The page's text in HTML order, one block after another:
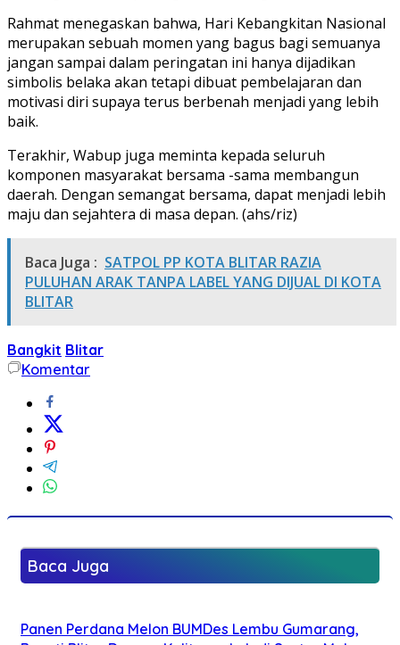
Rahmat menegaskan bahwa, Hari Kebangkitan Nasional
merupakan sebuah momen yang bagus bagi semuanya
jangan sampai dalam peringatan ini hanya dijadikan
simbolis belaka akan tetapi dibuat pembelajaran dan
motivasi diri supaya terus berbenah menjadi yang lebih
baik.
Terakhir, Wabup juga meminta kepada seluruh
komponen masyarakat bersama -sama membangun
daerah. Dengan semangat bersama, dapat menjadi lebih
maju dan sejahtera di masa depan. (ahs/riz)
Baca Juga : SATPOL PP KOTA BLITAR RAZIA
PULUHAN ARAK TANPA LABEL YANG DIJUAL DI KOTA
BLITAR
Bangkit Blitar
Komentar
Baca Juga
Panen Perdana Melon BUMDes Lembu Gumarang,